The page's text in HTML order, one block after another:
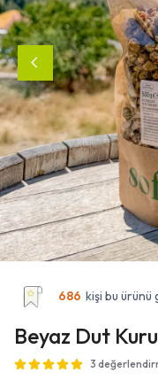
686 kişi bu ürünü
Beyaz Dut
3